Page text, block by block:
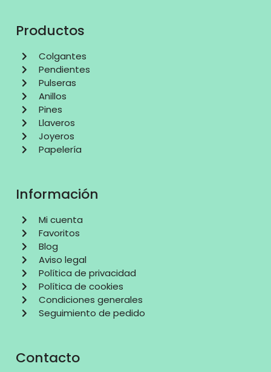
Productos
Colgantes
Pendientes
Pulseras
Anillos
Pines
Llaveros
Joyeros
Papelería
Información
Mi cuenta
Favoritos
Blog
Aviso legal
Política de privacidad
Política de cookies
Condiciones generales
Seguimiento de pedido
Contacto